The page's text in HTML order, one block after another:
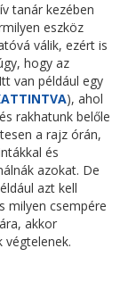
tanár kezében
eszköz
válik, ezért is
hogy az
van például egy
), ahol
rakhatunk belőle
a rajz órán,
és
azokat. De
azt kell
milyen csempére
akkor
végtelenek.